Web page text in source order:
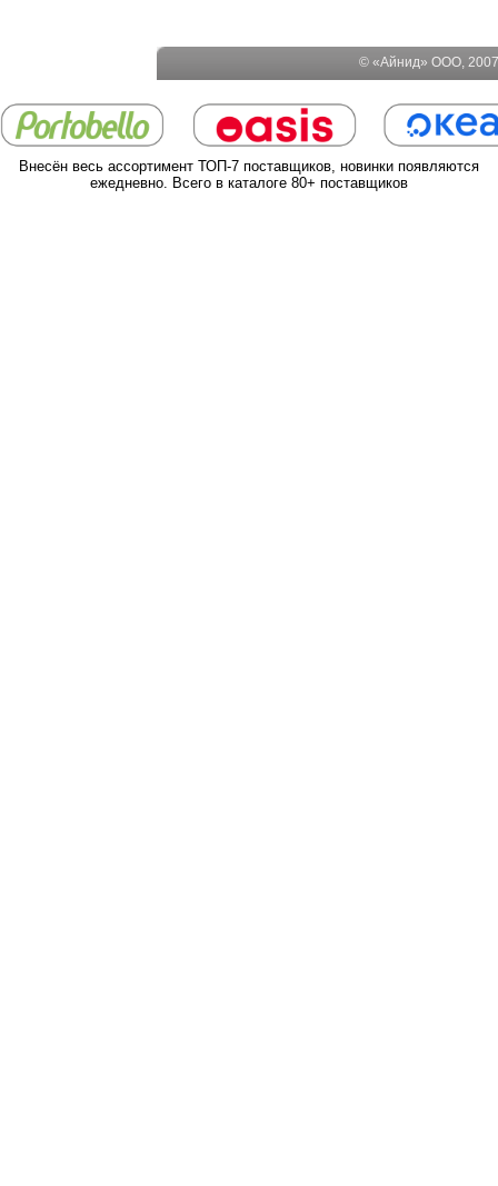
© «Айнид» ООО,
Внесён весь ассортимент ТОП-7 поставщиков, новинки появляются
ежедневно. Всего в каталоге 80+ поставщиков